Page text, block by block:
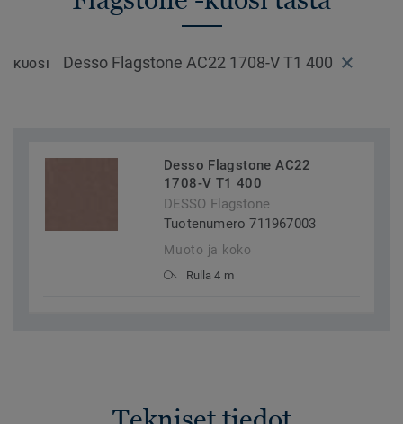
KUOSI Desso Flagstone AC22 1708-V T1 400
Desso Flagstone AC22
1708-V T1 400
DESSO Flagstone
Tuotenumero 711967003
Muoto ja koko
Rulla 4 m